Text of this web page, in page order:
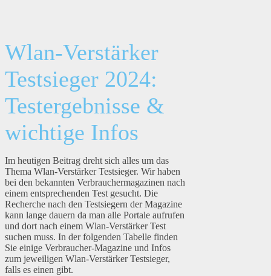
Wlan-Verstärker
Testsieger 2024:
Testergebnisse &
wichtige Infos
Im heutigen Beitrag dreht sich alles um das
Thema Wlan-Verstärker Testsieger. Wir haben
bei den bekannten Verbrauchermagazinen nach
einem entsprechenden Test gesucht. Die
Recherche nach den Testsiegern der Magazine
kann lange dauern da man alle Portale aufrufen
und dort nach einem Wlan-Verstärker Test
suchen muss. In der folgenden Tabelle finden
Sie einige Verbraucher-Magazine und Infos
zum jeweiligen Wlan-Verstärker Testsieger,
falls es einen gibt.